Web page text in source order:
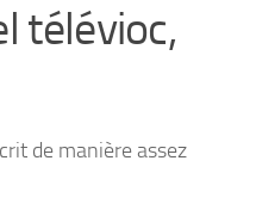
télévioc,
de manière assez